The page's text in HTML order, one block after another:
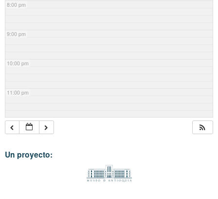
8:00 pm
9:00 pm
10:00 pm
11:00 pm
Un proyecto: